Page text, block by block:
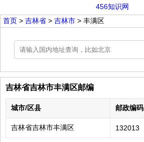
456知识网
首页 > 吉林省 > 吉林市 > 丰满区
吉林省吉林市丰满区邮编
城市/区县 邮政编码
吉林省吉林市丰满区 132013